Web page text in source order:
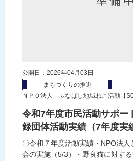
公開日：2026年04月03日
まちづくりの推進
ＮＰＯ法人 ふなばし地域ねこ活動【
令和7年度市民活動サポー
録団体活動実績（7年度実
〇令和７年度活動実績・NPO法
会の実施（5/3）・野良猫に対する